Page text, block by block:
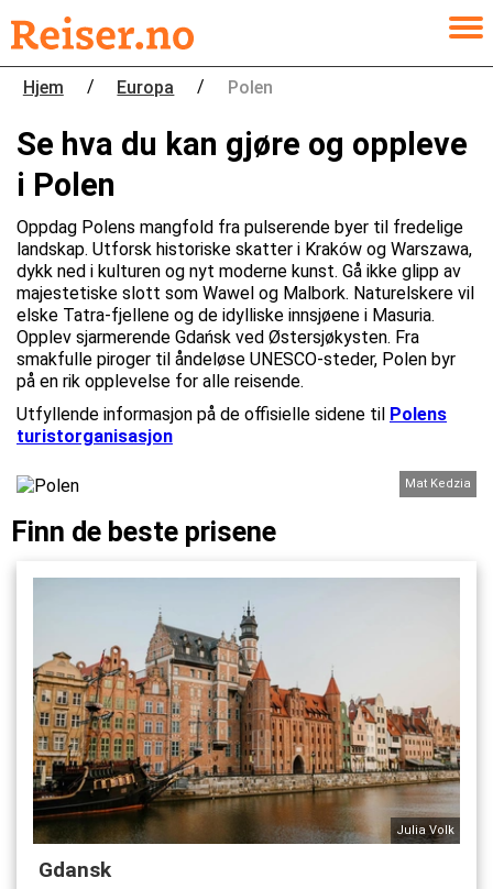
Hjem / Europa / Polen
Se hva du kan gjøre og oppleve
i Polen
Oppdag Polens mangfold fra pulserende byer til fredelige
landskap. Utforsk historiske skatter i Kraków og Warszawa,
dykk ned i kulturen og nyt moderne kunst. Gå ikke glipp av
majestetiske slott som Wawel og Malbork. Naturelskere vil
elske Tatra-fjellene og de idylliske innsjøene i Masuria.
Opplev sjarmerende Gdańsk ved Østersjøkysten. Fra
smakfulle piroger til åndeløse UNESCO-steder, Polen byr
på en rik opplevelse for alle reisende.
Utfyllende informasjon på de offisielle sidene til Polens
turistorganisasjon
Mat Kedzia
Finn de beste prisene
Julia Volk
Gdansk